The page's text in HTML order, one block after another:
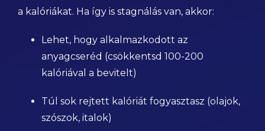
a kalóriákat. Ha így is stagnálás van, akkor:
Lehet, hogy alkalmazkodott az
anyagcseréd (csökkentsd 100-200
kalóriával a bevitelt)
Túl sok rejtett kalóriát fogyasztasz (olajok,
szószok, italok)